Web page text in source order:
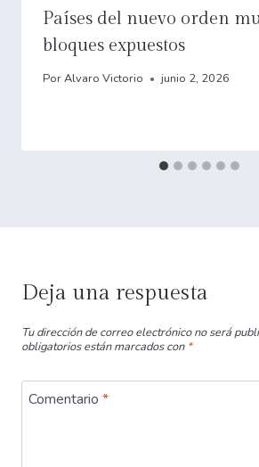
Países del nuevo orden
bloques expuestos
PorAlvaro Victorio junio 2, 2026
Deja una respuesta
Tu dirección de correo electrónico no será
obligatorios están marcados con *
Comentario *